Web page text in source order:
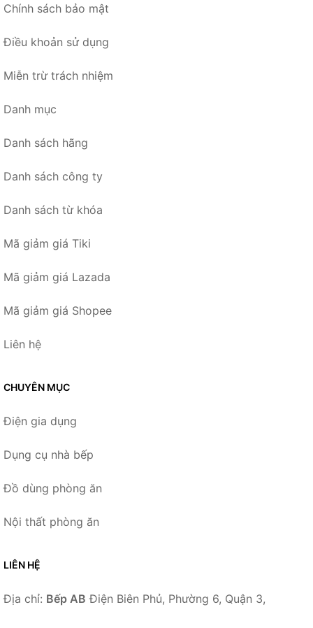
Chính sách bảo mật
Điều khoản sử dụng
Miễn trừ trách nhiệm
Danh mục
Danh sách hãng
Danh sách công ty
Danh sách từ khóa
Mã giảm giá Tiki
Mã giảm giá Lazada
Mã giảm giá Shopee
Liên hệ
CHUYÊN MỤC
Điện gia dụng
Dụng cụ nhà bếp
Đồ dùng phòng ăn
Nội thất phòng ăn
LIÊN HỆ
Địa chỉ: Bếp AB Điện Biên Phủ, Phường 6, Quận 3,